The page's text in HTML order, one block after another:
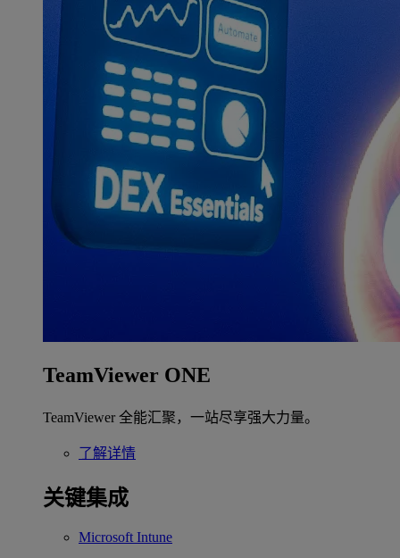
TeamViewer ONE
TeamViewer 全能汇聚，一站尽享强大力量。
了解详情
关键集成
Microsoft Intune